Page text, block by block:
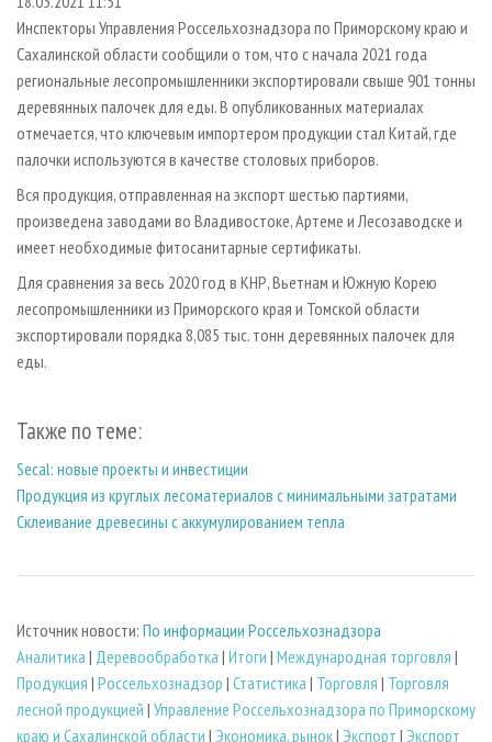
ДЕРЕВЯННОЕ ДОМОСТРОЕНИЕ
ПРОИЗВОДСТВО МЕБЕЛИ
БИОЭНЕРГЕТИКА
ЦБП
ИНСТРУМЕНТ И МАТЕРИАЛЫ
МОБИЛЬНЫЕ ВЫСТАВКИ
ОФИЦИАЛЬНЫЕ ДЕЛЕГАЦИИ
ПРИОРИТЕТНЫЕ ИНВЕСТПРОЕКТЫ
RUSSIAN FORESTRY REVIEW
ГАЗЕТА ЛЕСПРОМФОРУМ
БИБЛИОТЕКА СПЕЦИАЛИСТА
РЕКЛАМА НА САЙТЕ
Инспекторы Управления Россельхознадзора по Приморскому краю и
Сахалинской области сообщили о том, что с начала 2021 года
региональные лесопромышленники экспортировали свыше 901 тонны
деревянных палочек для еды. В опубликованных материалах
отмечается, что ключевым импортером продукции стал Китай, где
палочки используются в качестве столовых приборов.
Вся продукция, отправленная на экспорт шестью партиями,
произведена заводами во Владивостоке, Артеме и Лесозаводске и
имеет необходимые фитосанитарные сертификаты.
Для сравнения за весь 2020 год в КНР, Вьетнам и Южную Корею
лесопромышленники из Приморского края и Томской области
экспортировали порядка 8,085 тыс. тонн деревянных палочек для
еды.
Также по теме:
Secal: новые проекты и инвестиции
Продукция из круглых лесоматериалов с минимальными затратами
Склеивание древесины с аккумулированием тепла
Источник новости: По информации Россельхознадзора
Аналитика | Деревообработка | Итоги | Международная торговля |
Продукция | Россельхознадзор | Статистика | Торговля | Торговля
лесной продукцией | Управление Россельхознадзора по Приморскому
краю и Сахалинской области | Экономика, рынок| Экспорт | Экспорт